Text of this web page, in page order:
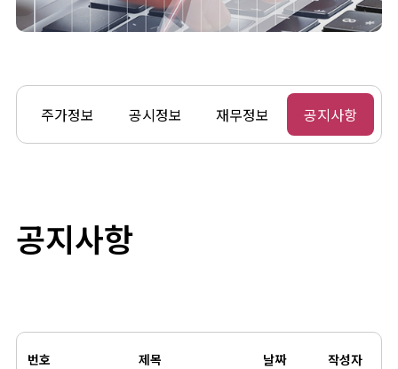
주가정보 공시정보 재무정보 공지사항
공지사항
번호 제목 날짜 작성자